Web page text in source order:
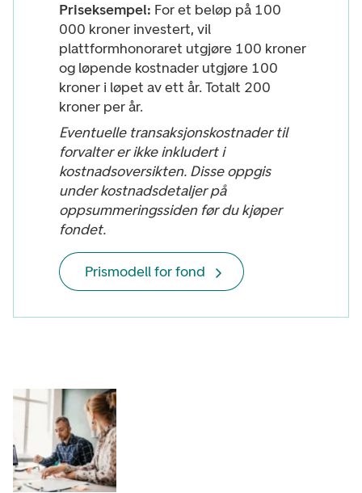
Priseksempel: For et beløp på 100
000 kroner investert, vil
plattformhonoraret utgjøre 100 kroner
og løpende kostnader utgjøre 100
kroner i løpet av ett år. Totalt 200
kroner per år.
Eventuelle transaksjonskostnader til
forvalter er ikke inkludert i
kostnadsoversikten. Disse oppgis
under kostnadsdetaljer på
oppsummeringssiden før du kjøper
fondet.
Prismodell for fond